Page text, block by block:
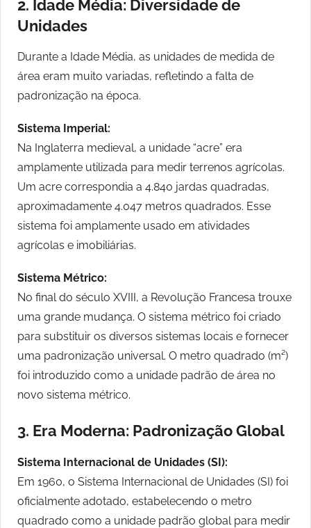
2. Idade Média: Diversidade de
Unidades
Durante a Idade Média, as unidades de medida de
área eram muito variadas, refletindo a falta de
padronização na época.
Sistema Imperial:
Na Inglaterra medieval, a unidade “acre” era
amplamente utilizada para medir terrenos agrícolas.
Um acre correspondia a 4.840 jardas quadradas,
aproximadamente 4.047 metros quadrados. Esse
sistema foi amplamente usado em atividades
agrícolas e imobiliárias.
Sistema Métrico:
No final do século XVIII, a Revolução Francesa trouxe
uma grande mudança. O sistema métrico foi criado
para substituir os diversos sistemas locais e fornecer
uma padronização universal. O metro quadrado (m²)
foi introduzido como a unidade padrão de área no
novo sistema métrico.
3. Era Moderna: Padronização Global
Sistema Internacional de Unidades (SI):
Em 1960, o Sistema Internacional de Unidades (SI) foi
oficialmente adotado, estabelecendo o metro
quadrado como a unidade padrão global para medir